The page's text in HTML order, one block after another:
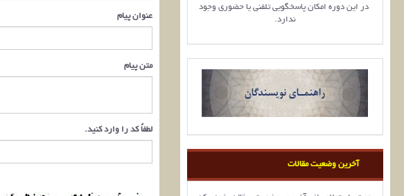
در این دوره امکان پاسخگویی تلفنی یا حضوری وجود
ندارد.
آخرین وضعیت مقالات
عنوان پیام
متن پیام
لطفاً کد را وارد کنید.